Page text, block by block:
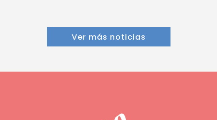
Ver más noticias